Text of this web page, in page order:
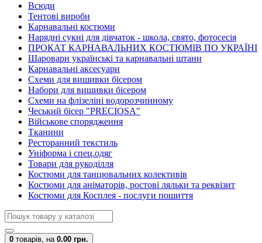
Всюди
Тентові вироби
Карнавальні костюми
Нарядні сукні для дівчаток - школа, свято, фотосесія
ПРОКАТ КАРНАВАЛЬНИХ КОСТЮМІВ ПО УКРАЇНІ
Шаровари українські та карнавальні штани
Карнавальні аксесуари
Схеми для вишивки бісером
Набори для вишивки бісером
Схеми на флізеліні водорозчинному
Чеський бісер "PRECIOSA"
Військове спорядження
Тканини
Ресторанний текстиль
Уніформа і спец.одяг
Товари для рукоділля
Костюми для танцювальних колективів
Костюми для аніматорів, ростові ляльки та реквізит
Костюми для Косплея - послуги пошиття
0 товарів, на 0.00 грн.